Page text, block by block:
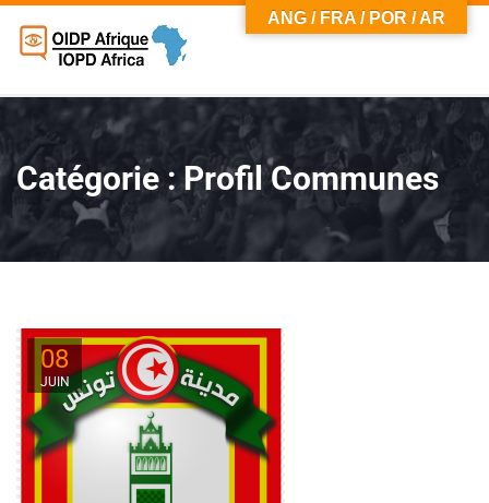
Catégorie :Profil Communes
08
JUIN
ANG / FRA / POR / AR